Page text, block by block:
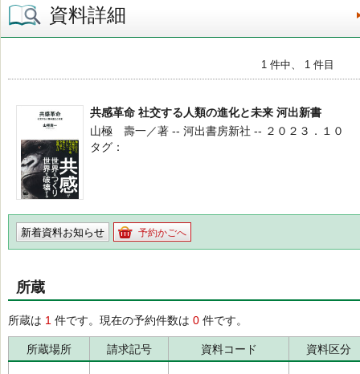
資料詳細
1 件中、 1 件目
共感革命 社交する人類の進化と未来 河出新書
山極 壽一／著 -- 河出書房新社 -- ２０２３．１０
タグ
新着資料お知らせ 予約かごへ
所蔵
所蔵は 1 件です。現在の予約件数は 0 件です。
所蔵場所 請求記号 資料コード 資料区分